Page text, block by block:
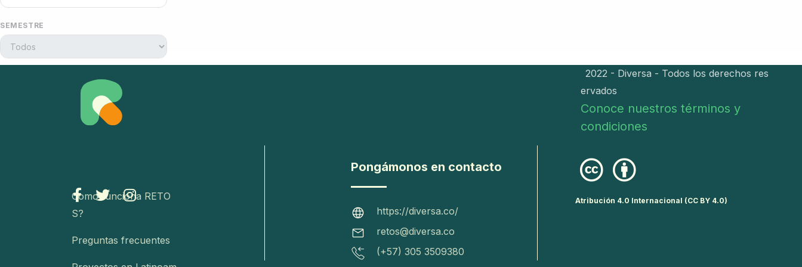
SEMESTRE
Como funciona RETO
S?
Preguntas frecuentes
Pongámonos en contacto
https://diversa.co/
retos@diversa.co
(+57) 305 3509380
2022 - Diversa - Todos los derechos res
ervados
Conoce nuestros términos y
condiciones
Atribución 4.0 Internacional (CC BY 4.0)